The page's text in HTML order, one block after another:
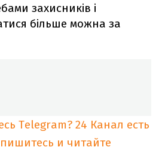
захисників і
більше можна за
Telegram? 24 Канал есть
и читайте